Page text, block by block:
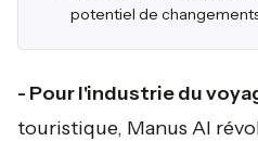
potentiel de
- Pour l'industrie du
touristique, Manus AI